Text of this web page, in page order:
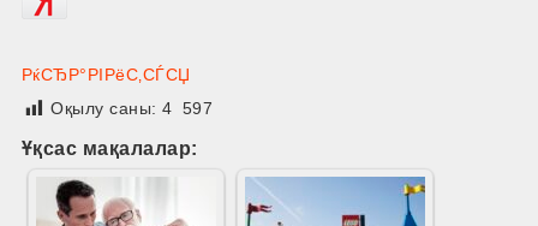
РќСЂР°РІРёС‚СЃСЏ
Оқылу саны:4 597
Ұқсас мақалалар: